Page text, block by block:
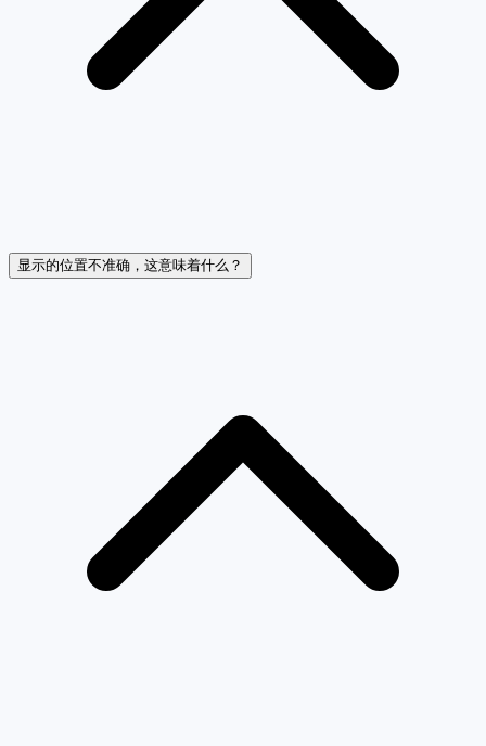
显示的位置不准确，这意味着什么？